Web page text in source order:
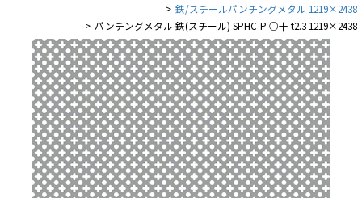
鉄/スチールパンチングメタル 1219×2438
パンチングメタル 鉄(スチール) SPHC-P ○十 t2.3 1219×2438